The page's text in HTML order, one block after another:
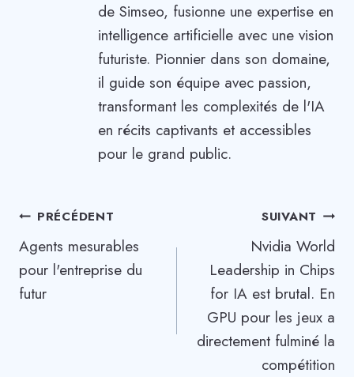
de Simseo, fusionne une expertise en
intelligence artificielle avec une vision
futuriste. Pionnier dans son domaine,
il guide son équipe avec passion,
transformant les complexités de l'IA
en récits captivants et accessibles
pour le grand public.
Navigation
de
l’article
PRÉCÉDENT
Agents mesurables
pour l'entreprise du
futur
SUIVANT
Nvidia World
Leadership in Chips
for IA est brutal. En
GPU pour les jeux a
directement fulminé la
compétition